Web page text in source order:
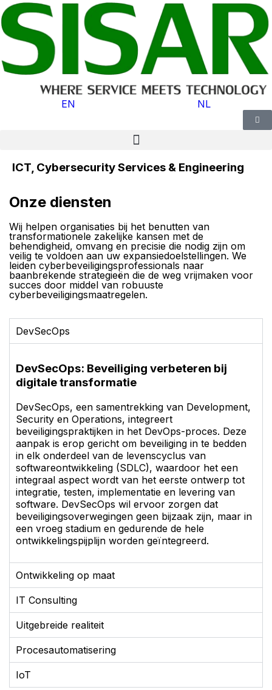
EN NL
ICT, Cybersecurity Services & Engineering
Onze diensten
Wij helpen organisaties bij het benutten van
transformationele zakelijke kansen met de
behendigheid, omvang en precisie die nodig zijn om
veilig te voldoen aan uw expansiedoelstellingen. We
leiden cyberbeveiligingsprofessionals naar
baanbrekende strategieën die de weg vrijmaken voor
succes door middel van robuuste
cyberbeveiligingsmaatregelen.
DevSecOps
DevSecOps: Beveiliging verbeteren bij
digitale transformatie
DevSecOps, een samentrekking van Development,
Security en Operations, integreert
beveiligingspraktijken in het DevOps-proces. Deze
aanpak is erop gericht om beveiliging in te bedden
in elk onderdeel van de levenscyclus van
softwareontwikkeling (SDLC), waardoor het een
integraal aspect wordt van het eerste ontwerp tot
integratie, testen, implementatie en levering van
software. DevSecOps wil ervoor zorgen dat
beveiligingsoverwegingen geen bijzaak zijn, maar in
een vroeg stadium en gedurende de hele
ontwikkelingspijplijn worden geïntegreerd.
Ontwikkeling op maat
IT Consulting
Uitgebreide realiteit
Procesautomatisering
IoT